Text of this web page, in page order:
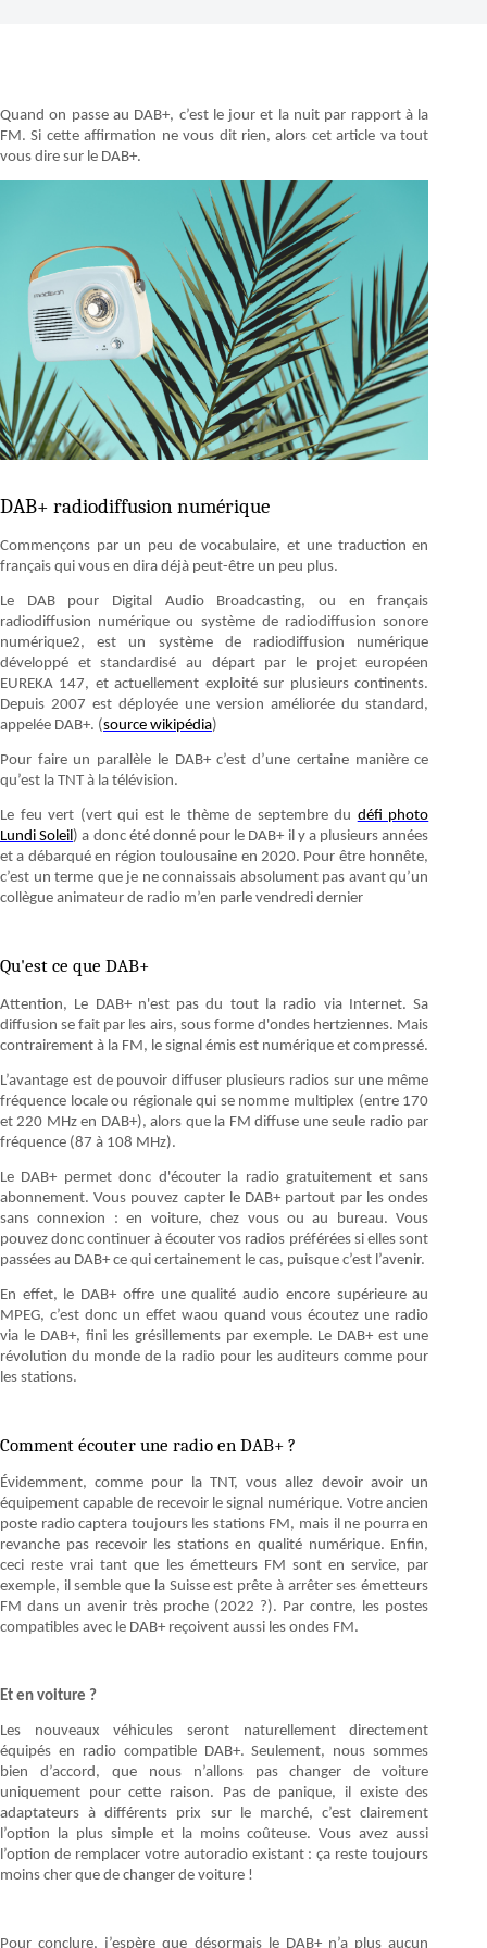
Quand on passe au DAB+, c’est le jour et la nuit par rapport à la
FM. Si cette affirmation ne vous dit rien, alors cet article va tout
vous dire sur le DAB+.
DAB+ radiodiffusion numérique
Commençons par un peu de vocabulaire, et une traduction en
français qui vous en dira déjà peut-être un peu plus.
Le DAB pour Digital Audio Broadcasting, ou en français
radiodiffusion numérique ou système de radiodiffusion sonore
numérique2, est un système de radiodiffusion numérique
développé et standardisé au départ par le projet européen
EUREKA 147, et actuellement exploité sur plusieurs continents.
Depuis 2007 est déployée une version améliorée du standard,
appelée DAB+. (source wikipédia)
Pour faire un parallèle le DAB+ c’est d’une certaine manière ce
qu’est la TNT à la télévision.
Le feu vert (vert qui est le thème de septembre du défi photo
Lundi Soleil ) a donc été donné pour le DAB+ il y a plusieurs années
et a débarqué en région toulousaine en 2020. Pour être honnête,
c’est un terme que je ne connaissais absolument pas avant qu’un
collègue animateur de radio m’en parle vendredi dernier
Qu'est ce que DAB+
Attention, Le DAB+ n'est pas du tout la radio via Internet. Sa
diffusion se fait par les airs, sous forme d'ondes hertziennes. Mais
contrairement à la FM, le signal émis est numérique et compressé.
L’avantage est de pouvoir diffuser plusieurs radios sur une même
fréquence locale ou régionale qui se nomme multiplex (entre 170
et 220 MHz en DAB+), alors que la FM diffuse une seule radio par
fréquence (87 à 108 MHz).
Le DAB+ permet donc d'écouter la radio gratuitement et sans
abonnement. Vous pouvez capter le DAB+ partout par les ondes
sans connexion : en voiture, chez vous ou au bureau. Vous
pouvez donc continuer à écouter vos radios préférées si elles sont
passées au DAB+ ce qui certainement le cas, puisque c’est l’avenir.
En effet, le DAB+ offre une qualité audio encore supérieure au
MPEG, c’est donc un effet waou quand vous écoutez une radio
via le DAB+, fini les grésillements par exemple. Le DAB+ est une
révolution du monde de la radio pour les auditeurs comme pour
les stations.
Comment écouter une radio en DAB+ ?
Évidemment, comme pour la TNT, vous allez devoir avoir un
équipement capable de recevoir le signal numérique. Votre ancien
poste radio captera toujours les stations FM, mais il ne pourra en
revanche pas recevoir les stations en qualité numérique. Enfin,
ceci reste vrai tant que les émetteurs FM sont en service, par
exemple, il semble que la Suisse est prête à arrêter ses émetteurs
FM dans un avenir très proche (2022 ?). Par contre, les postes
compatibles avec le DAB+ reçoivent aussi les ondes FM.
Et en voiture ?
Les nouveaux véhicules seront naturellement directement
équipés en radio compatible DAB+. Seulement, nous sommes
bien d’accord, que nous n’allons pas changer de voiture
uniquement pour cette raison. Pas de panique, il existe des
adaptateurs à différents prix sur le marché, c’est clairement
l’option la plus simple et la moins coûteuse. Vous avez aussi
l’option de remplacer votre autoradio existant : ça reste toujours
moins cher que de changer de voiture !
Pour conclure, j’espère que désormais le DAB+ n’a plus aucun